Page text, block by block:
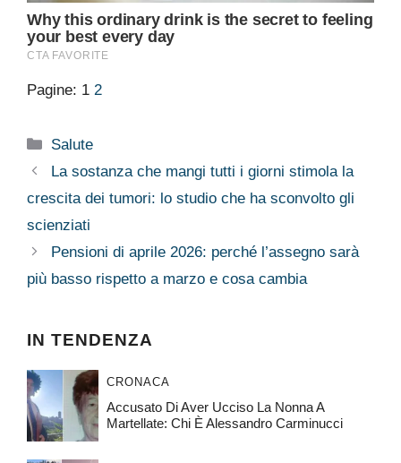
Pagine: 1 2
Categorie
Salute
La sostanza che mangi tutti i giorni stimola la
crescita dei tumori: lo studio che ha sconvolto gli
scienziati
Pensioni di aprile 2026: perché l’assegno sarà
più basso rispetto a marzo e cosa cambia
IN TENDENZA
CRONACA
Accusato Di Aver Ucciso La Nonna A
Martellate: Chi È Alessandro Carminucci